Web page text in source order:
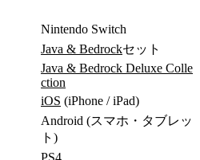
Nintendo Switch
Java & Bedrockセット
Java & Bedrock Deluxe Colle
ction
iOS (iPhone / iPad)
Android (スマホ・タブレッ
ト)
PS4